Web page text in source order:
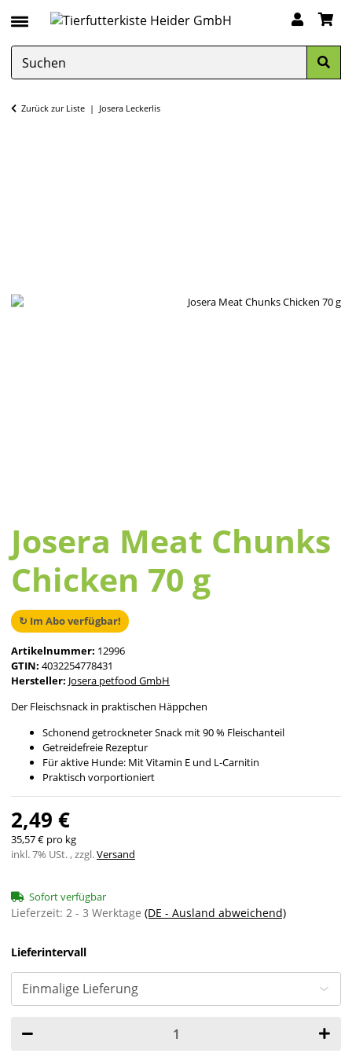
Zurück zur Liste Josera Leckerlis
Josera Meat Chunks
Chicken 70 g
↻ Im Abo verfügbar!
Artikelnummer: 12996
GTIN: 4032254778431
Hersteller: Josera petfood GmbH
Der Fleischsnack in praktischen Häppchen
Schonend getrockneter Snack mit 90 % Fleischanteil
Getreidefreie Rezeptur
Für aktive Hunde: Mit Vitamin E und L-Carnitin
Praktisch vorportioniert
2,49 €
35,57 € pro kg
inkl. 7% USt. , zzgl.Versand
Sofort verfügbar
Lieferzeit: 2 - 3 Werktage (DE - Ausland abweichend)
Lieferintervall